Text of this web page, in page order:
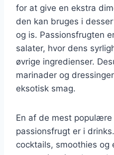
for at give en ekstra
den kan bruges i
og is. Passionsfrugten
salater, hvor dens
øvrige ingredienser.
marinader og
eksotisk smag.
En af de mest
passionsfrugt er i
cocktails, smoothies og